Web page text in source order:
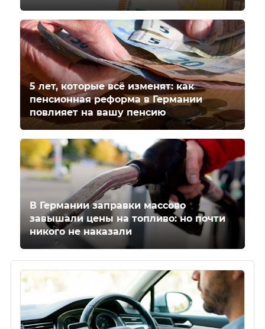
5 лет, которые всё изменят: как
пенсионная реформа в Германии
повлияет на вашу пенсию
В Германии заправки массово
завышали цены на топливо: но почти
никого не наказали